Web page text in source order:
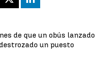
X Linkedin
de que un obús lanzado
un puesto